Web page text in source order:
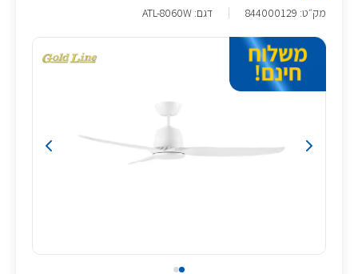
מק״ט:
844000129 דגם: ATL-8060W